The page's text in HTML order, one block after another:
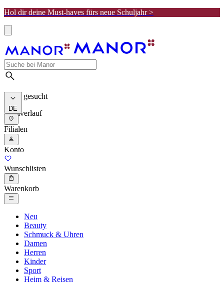
Hol dir deine Must-haves fürs neue Schuljahr >
Meist gesucht
Suchverlauf
DE
Filialen
Konto
Wunschlisten
Warenkorb
Neu
Beauty
Schmuck & Uhren
Damen
Herren
Kinder
Sport
Heim & Reisen